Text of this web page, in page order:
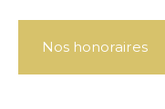
Nos honoraires